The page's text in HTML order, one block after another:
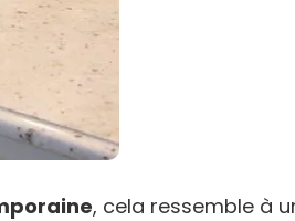
, cela ressemble à